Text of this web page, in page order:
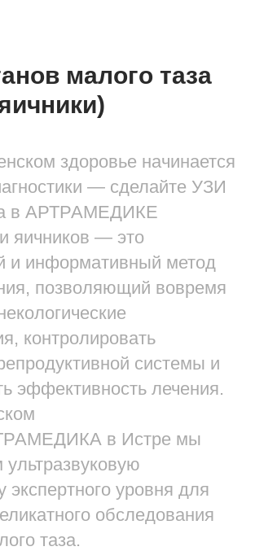
малого таза
здоровье начинается
— сделайте УЗИ
в АРТРАМЕДИКЕ
яичников — это
и информативный метод
позволяющий вовремя
контролировать
системы и
эффективность лечения.
в Истре мы
ультразвуковую
экспертного уровня для
обследования
таза.